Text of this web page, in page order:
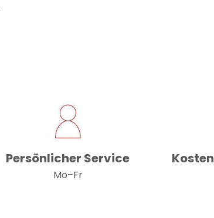
Persönlicher Service
Mo–Fr